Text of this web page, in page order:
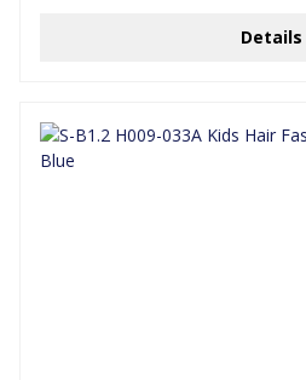
Details